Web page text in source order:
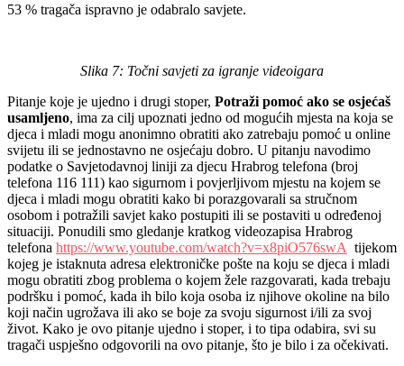
53 % tragača ispravno je odabralo savjete.
Slika 7: Točni savjeti za igranje videoigara
Pitanje koje je ujedno i drugi stoper, Potraži pomoć ako se osjećaš
usamljeno, ima za cilj upoznati jedno od mogućih mjesta na koja se
djeca i mladi mogu anonimno obratiti ako zatrebaju pomoć u online
svijetu ili se jednostavno ne osjećaju dobro. U pitanju navodimo
podatke o Savjetodavnoj liniji za djecu Hrabrog telefona (broj
telefona 116 111) kao sigurnom i povjerljivom mjestu na kojem se
djeca i mladi mogu obratiti kako bi porazgovarali sa stručnom
osobom i potražili savjet kako postupiti ili se postaviti u određenoj
situaciji. Ponudili smo gledanje kratkog videozapisa Hrabrog
telefona https://www.youtube.com/watch?v=x8piO576swA tijekom
kojeg je istaknuta adresa elektroničke pošte na koju se djeca i mladi
mogu obratiti zbog problema o kojem žele razgovarati, kada trebaju
podršku i pomoć, kada ih bilo koja osoba iz njihove okoline na bilo
koji način ugrožava ili ako se boje za svoju sigurnost i/ili za svoj
život. Kako je ovo pitanje ujedno i stoper, i to tipa odabira, svi su
tragači uspješno odgovorili na ovo pitanje, što je bilo i za očekivati.